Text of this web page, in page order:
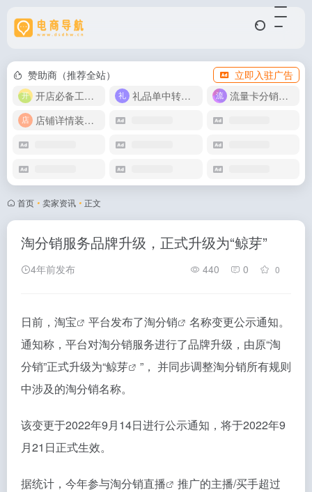
赞助商（推荐全站）
立即入驻广告
开店必备工具箱
礼品单中转同步单
流量卡分销代理
店铺详情装修模版
首页 • 卖家资讯 • 正文
淘分销服务品牌升级，正式升级为“鲸芽”
4年前发布 440 0 0
日前， 淘宝 平台发布了淘分销
名称变更公示通知。
通知称，平台对淘分销服务进行了品牌升级，由原“淘
分销”正式升级为“鲸芽
”， 并同步调整淘分销所有规则
中涉及的淘分销名称。
该变更于2022年9月14日进行公示通知，将于2022年9
月21日正式生效。
据统计，今年参与淘分销直播
推广的主播/买手超过